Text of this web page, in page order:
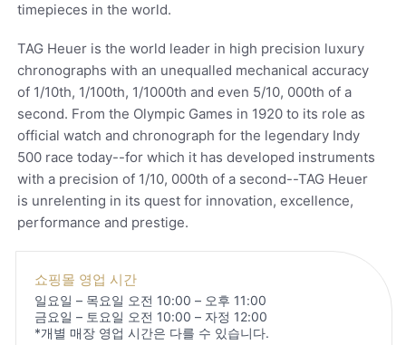
timepieces in the world.
TAG Heuer is the world leader in high precision luxury
chronographs with an unequalled mechanical accuracy
of 1/10th, 1/100th, 1/1000th and even 5/10, 000th of a
second. From the Olympic Games in 1920 to its role as
official watch and chronograph for the legendary Indy
500 race today--for which it has developed instruments
with a precision of 1/10, 000th of a second--TAG Heuer
is unrelenting in its quest for innovation, excellence,
performance and prestige.
쇼핑몰 영업 시간
일요일 – 목요일 오전 10:00 – 오후 11:00
금요일 – 토요일 오전 10:00 – 자정 12:00
*개별 매장 영업 시간은 다를 수 있습니다.